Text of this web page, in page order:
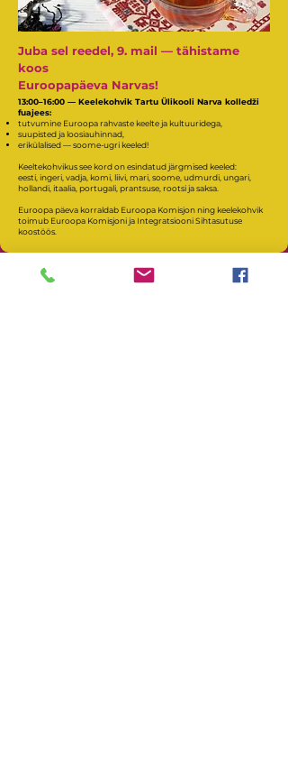
Juba sel reedel, 9. mail — tähistame
koos
Euroopapäeva Narvas!
13:00–16:00 — Keelekohvik Tartu Ülikooli Narva kolledži
fuajees:
tutvumine Euroopa rahvaste keelte ja kultuuridega,
suupisted ja loosiauhinnad,
erikülalised — soome-ugri keeled!
Keeltekohvikus see kord on esindatud järgmised keeled:
eesti, ingeri, vadja, komi, liivi, mari, soome, udmurdi, ungari,
hollandi, itaalia, portugali, prantsuse, rootsi ja saksa.
Euroopa päeva korraldab Euroopa Komisjon ning keelekohvik
toimub Euroopa Komisjoni ja Integratsiooni Sihtasutuse
koostöös.